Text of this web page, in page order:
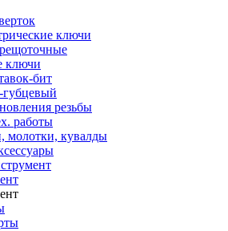
ключи
ключи
бит
резьбы
работы
молотки, кувалды